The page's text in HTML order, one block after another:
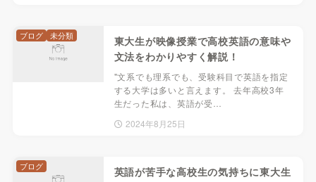
東大生が映像授業で高校英語の意味や
文法をわかりやすく解説！
"文系でも理系でも、受験科目で英語を指定
する大学は多いと言えます。 去年高校3年
生だった私は、英語が受…
2024年8月25日
ブログ 未分類
英語が苦手な高校生の気持ちに東大生
ブログ